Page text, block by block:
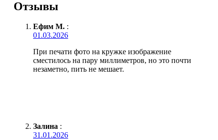
Отзывы
Ефим М. :
01.03.2026
При печати фото на кружке изображение
сместилось на пару миллиметров, но это почти
незаметно, пить не мешает.
Залина :
31.01.2026